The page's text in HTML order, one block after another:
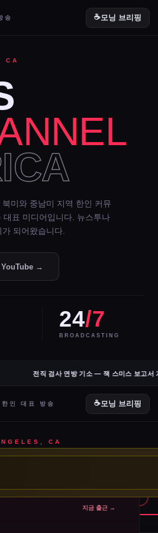
송 ☕모닝 브리핑
CA
미와 중남미 지역 한인 커뮤
표 미디어입니다. 뉴스투나
되어왔습니다.
YouTube →
24/7
BROADCASTING
전직 검사 연방 기소 — 잭 스미스 보고서 개
지금 출근 →